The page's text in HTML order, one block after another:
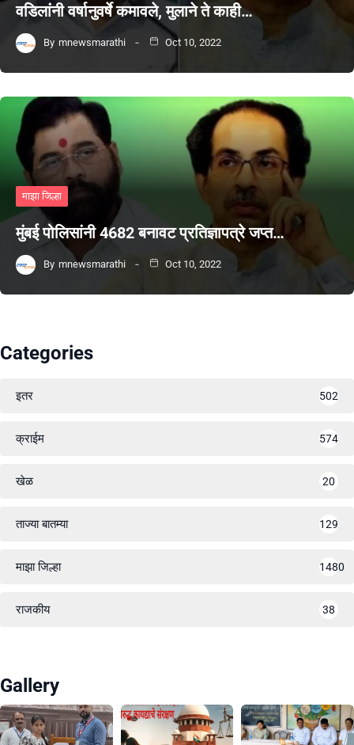
वडिलांनी वर्षानुवर्षे कमावले, मुलाने ते काही…
By mnewsmarathi Oct 10, 2022
माझा जिल्हा
मुंबई पोलिसांनी 4682 बनावट प्रतिज्ञापत्रे जप्त…
By mnewsmarathi Oct 10, 2022
Categories
इतर 502
क्राईम 574
खेळ 20
ताज्या बातम्या 129
माझा जिल्हा 1480
राजकीय 38
Gallery